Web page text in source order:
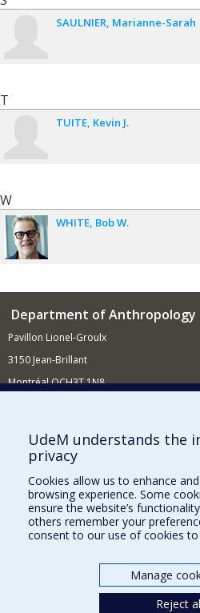
SAULNIER Marianne-Sarah
T
TUITE Kevin J.
W
WHITE Bob W.
Department of Anthropology
Pavillon Lionel-Groulx
3150 Jean-Brillant
Montréal QCH3T 1N8
Supporting the Department
NEED HELP?
Site map
Report a problem
Our Departments and Schools
UdeM understands the
privacy
Cookies allow us to enhance
browsing experience. Some
ensure the website’s
others remember your
consent to our use of cookies
Manage
Reject